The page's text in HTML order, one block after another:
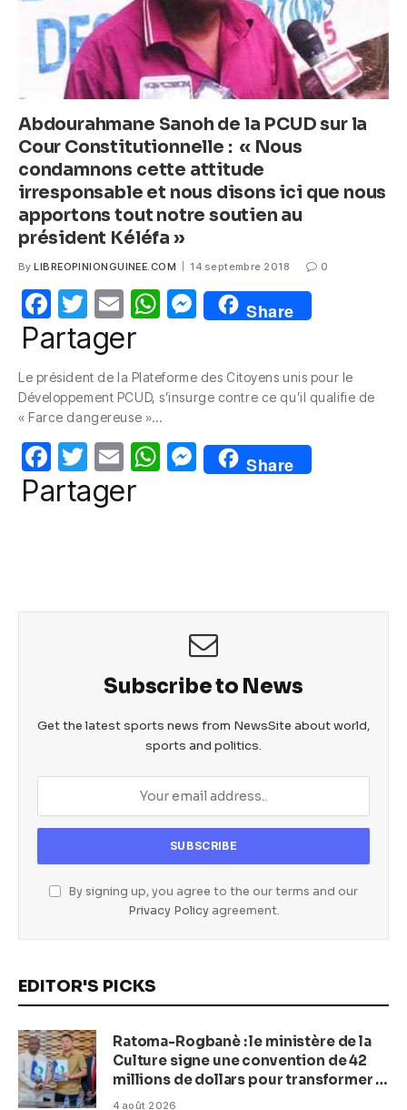
Abdourahmane Sanoh de la PCUD sur la
Cour Constitutionnelle : « Nous
condamnons cette attitude
irresponsable et nous disons ici que nous
apportons tout notre soutien au
président Kéléfa »
By LIBREOPINIONGUINEE.COM 14 septembre 2018 0
F
a
e
b
o
o
k
T
w
itt
er
E
m
W
s
A
p
p
M
e
e
g
er
Share
Partager
Le président de la Plateforme des Citoyens unis pour le
Développement PCUD, s’insurge contre ce qu’il qualifie de
« Farce dangereuse »…
F
a
T
w
itt
E
m
W M
e
er
Share
Partager
Subscribe to News
Get the latest sports news from NewsSite about world,
sports and politics.
By signing up, you agree to the our terms and our
Privacy Policyagreement.
EDITOR'S PICKS
Ratoma-Rogbanè : le ministère de la
Culture signe une convention de 42
millions de dollars pour transformer la
plage en complexe balnéaire
4 août 2026